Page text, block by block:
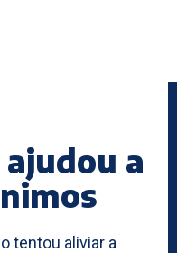
a
tentou aliviar a